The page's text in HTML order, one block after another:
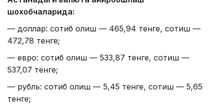
шохобчаларида:
— доллар: сотиб олиш — 465,94 тенге, сотиш —
472,78 тенге;
— евро: сотиб олиш — 533,87 тенге, сотиш —
537,07 тенге;
— рубль: сотиб олиш — 5,45 тенге, сотиш — 5,65
тенге;